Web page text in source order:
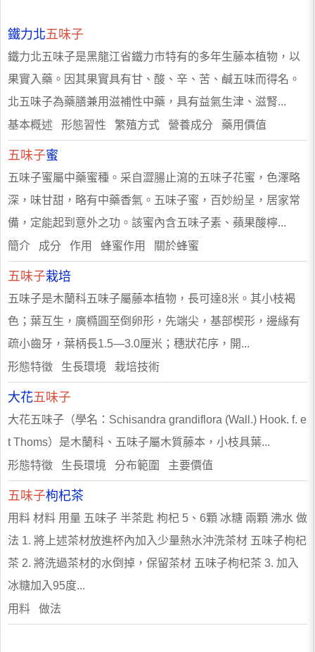
鐵力北五味子
鐵力北五味子是黑龍江省鐵力市特有的多年生藤本植物，以
果實入藥。因其果實具有甘、酸、辛、苦、鹹五味而得名。
北五味子為藥膳兼用滋補性中藥，具有益氣生津、滋腎...
基本概述 形態習性 繁殖方式 營養成分 藥用價值
五味子蜜
五味子蜜屬中藥蜜種。采自澀腸止瀉的五味子花蜜，色澤略
深，味甘甜，略有中藥香氣。五味子蜜，百妙紛呈，居家常
備，定能起到意外之功。該蜜內含五味子素、蘋果酸檸...
​簡介 成分 作用 蜂蜜作用 關於蜂蜜
五味子栽培
五味子是木蘭科五味子屬藤本植物，長可達8米。其小枝褐
色；葉互生，廣橢圓至倒卵形，先端尖，基部楔形，邊緣有
疏小齒牙，葉柄長1.5—3.0厘米；穗狀花序，開...
形態特徵 生長環境 栽培技術
大花五味子
大花五味子（學名：Schisandra grandiflora (Wall.) Hook. f. e
t Thoms）是木蘭科、五味子屬木質藤本，小枝具葉...
形態特徵 生長環境 分布範圍 主要價值
五味子枸杞茶
用料 材料 用量 五味子 半茶匙 枸杞 5、6顆 冰糖 兩顆 沸水 做
法 1. 將上述茶材放進杯內加入少量熱水沖洗茶材 五味子枸杞
茶 2. 將洗過茶材的水倒掉，保留茶材 五味子枸杞茶 3. 加入
冰糖加入95度...
用料 做法